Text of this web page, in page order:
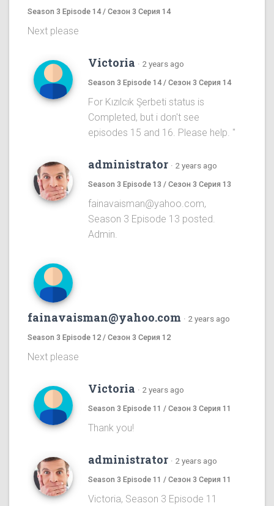
Season 3 Episode 14 / Сезон 3 Серия 14
Next please
Victoria · 2 years ago
Season 3 Episode 14 / Сезон 3 Серия 14
For Kızılcık Şerbeti status is
Completed, but i don't see
episodes 15 and 16. Please help. "
administrator · 2 years ago
Season 3 Episode 13 / Сезон 3 Серия 13
fainavaisman@yahoo.com,
Season 3 Episode 13 posted.
Admin.
fainavaisman@yahoo.com · 2 years ago
Season 3 Episode 12 / Сезон 3 Серия 12
Next please
Victoria · 2 years ago
Season 3 Episode 11 / Сезон 3 Серия 11
Thank you!
administrator · 2 years ago
Season 3 Episode 11 / Сезон 3 Серия 11
Victoria, Season 3 Episode 11